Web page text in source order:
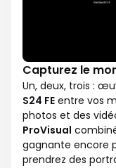
Capturez le
Un, deux, trois :
S24 FE entre vos
photos et des
ProVisual
gagnante encore
prendrez des